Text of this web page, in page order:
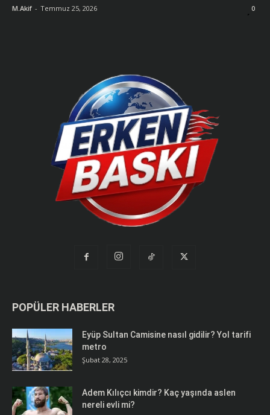
M.Akif - Temmuz 25, 2026 0
POPÜLER HABERLER
Eyüp Sultan Camisine nasıl gidilir? Yol tarifi
metro
Şubat 28, 2025
Adem Kılıçcı kimdir? Kaç yaşında aslen
nereli evli mi?